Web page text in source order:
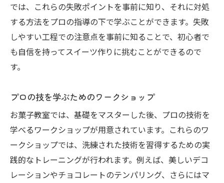
お菓子教室でのオンラインレッスンが忙しいあ
なたに最適な理由
時間を有効に使えるオンラインの利便性
隙間時間を活用した学び方の工夫
レッスンの再視聴で理解を深める
オンラインならではの特典やサービス
忙しい日常に溶け込む学びのヒント
お菓子教室で洗練された技術を身につけるメリ
ット
自信を持って人に提供できるスイーツ作り
では、これらの失敗ポイントを事前に知り、それに対処
する方法をプロの指導の下で学ぶことができます。失敗
しやすい工程での注意点を事前に知ることで、初心者で
も自信を持ってスイーツ作りに挑むことができるので
す。
プロの技を学ぶためのワークショップ
お菓子教室では、基礎をマスターした後、プロの技術を
学べるワークショップが用意されています。これらのワ
ークショップでは、洗練された技術を習得するための実
践的なトレーニングが行われます。例えば、美しいデコ
レーションやチョコレートのテンパリング、さらにはマ